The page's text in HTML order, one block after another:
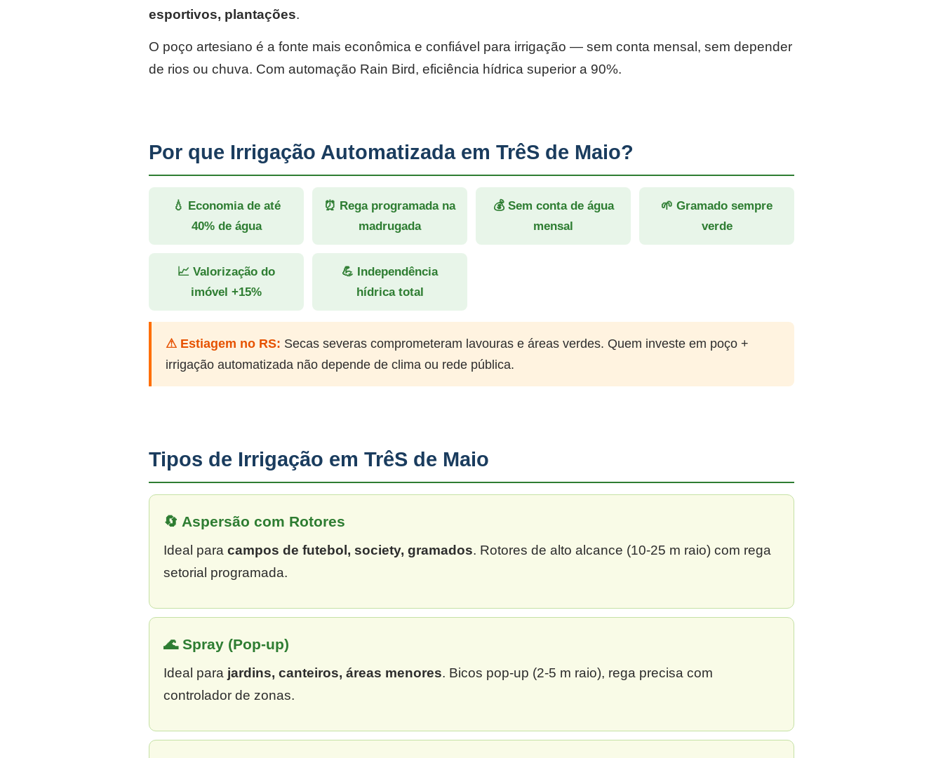
esportivos, plantações.
O poço artesiano é a fonte mais econômica e confiável para irrigação — sem conta mensal, sem depender
de rios ou chuva. Com automação Rain Bird, eficiência hídrica superior a 90%.
Por que Irrigação Automatizada em TrêS de Maio?
💧 Economia de até
40% de água
⏰ Rega programada na
madrugada
💰 Sem conta de água
mensal
🌱 Gramado sempre
verde
📈 Valorização do
imóvel +15%
💪 Independência
hídrica total
⚠ Estiagem no RS: Secas severas comprometeram lavouras e áreas verdes. Quem investe em poço +
irrigação automatizada não depende de clima ou rede pública.
Tipos de Irrigação em TrêS de Maio
🔄 Aspersão com Rotores
Ideal para campos de futebol, society, gramados. Rotores de alto alcance (10-25 m raio) com rega
setorial programada.
🌊 Spray (Pop-up)
Ideal para jardins, canteiros, áreas menores. Bicos pop-up (2-5 m raio), rega precisa com
controlador de zonas.